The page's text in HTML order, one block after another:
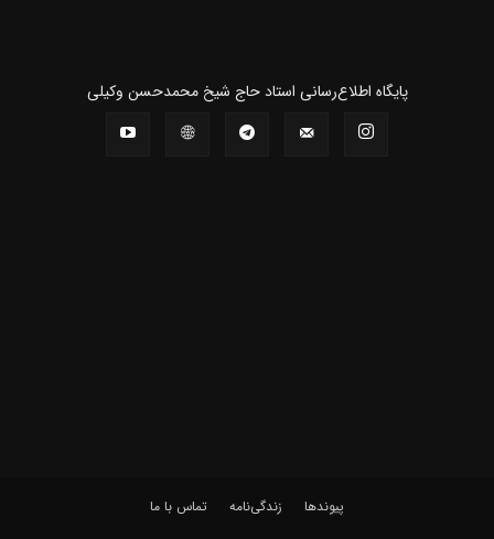
پايگاه اطلاع‌رسانی استاد حاج شیخ محمدحسن وکیلی
پیوندها زندگی‌نامه تماس با ما